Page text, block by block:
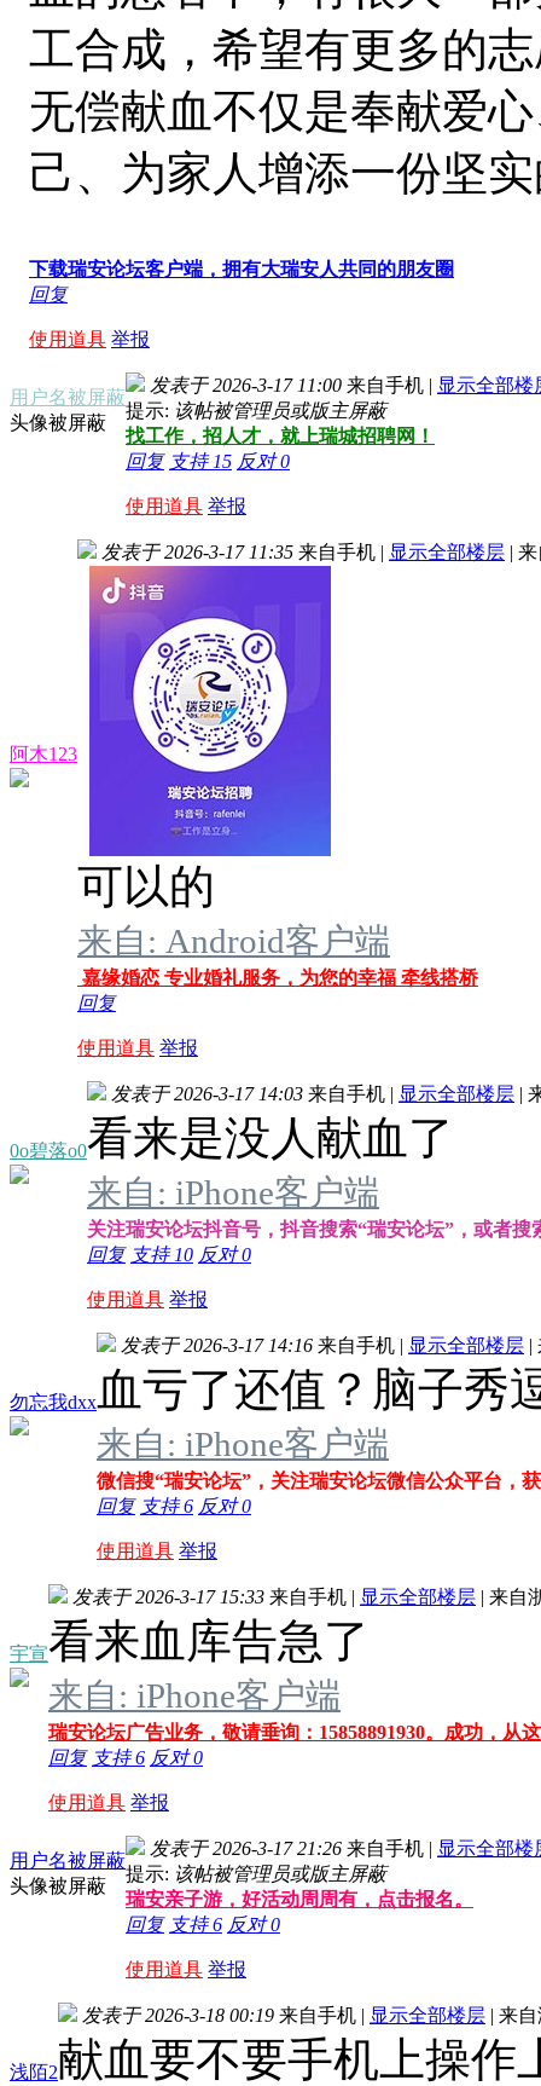
工合成，希望有更多的
无偿献血不仅是奉献爱
己、为家人增添一份坚
下载瑞安论坛客户端，拥有大瑞安人共同的朋友圈
回复
使用道具 举报
用户名被屏蔽
头像被屏蔽
发表于 2026-3-17 11:00 来自手机 | 显示全部楼
提示: 该帖被管理员或版主屏蔽
找工作，招人才，就上瑞城招聘网！
回复 支持 15 反对0
使用道具 举报
阿木123
发表于 2026-3-17 11:35 来自手机 | 显示全部楼层 | 来
可以的
来自: Android客户端
嘉缘婚恋 专业婚礼服务，为您的幸福 牵线搭桥
回复
使用道具 举报
0o碧落o0
发表于 2026-3-17 14:03 来自手机 | 显示全部楼层 |
看来是没人献血了
来自: iPhone客户端
关注瑞安论坛抖音号，抖音搜索“瑞安论坛”，或者搜
回复 支持 10 反对0
使用道具 举报
勿忘我dxx
发表于 2026-3-17 14:16 来自手机 | 显示全部楼层 |
血亏了还值？脑子秀
来自: iPhone客户端
微信搜“瑞安论坛”，关注瑞安论坛微信公众平台，
回复 支持6 反对0
使用道具 举报
宇宣
发表于 2026-3-17 15:33 来自手机 | 显示全部楼层 | 来自
看来血库告急了
来自: iPhone客户端
瑞安论坛广告业务，敬请垂询：15858891930。成功，从
回复 支持6 反对0
使用道具 举报
用户名被屏蔽
头像被屏蔽
发表于 2026-3-17 21:26 来自手机 | 显示全部楼
提示: 该帖被管理员或版主屏蔽
瑞安亲子游，好活动周周有，点击报名。
回复 支持6 反对0
使用道具 举报
浅陌2
发表于 2026-3-18 00:19 来自手机 | 显示全部楼层 | 来
献血要不要手机上操作